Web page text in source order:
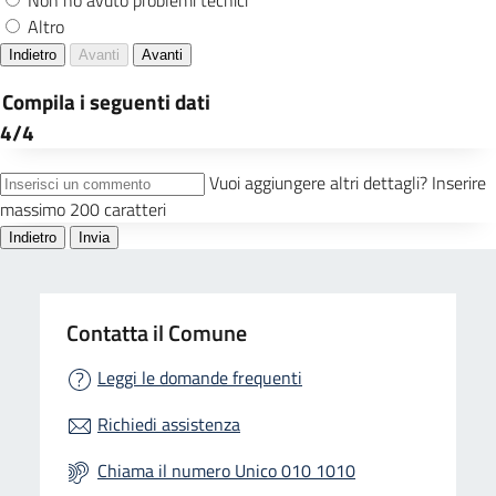
Contatta il Comune
Leggi le domande frequenti
Richiedi assistenza
Chiama il numero Unico 010 1010